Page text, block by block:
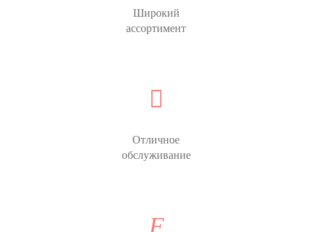
Широкий
ассортимент
Отличное
обслуживание